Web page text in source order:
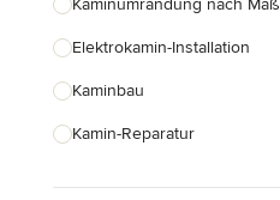
Kaminumrandung nach Maß
Elektrokamin-Installation
Kaminbau
Kamin-Reparatur